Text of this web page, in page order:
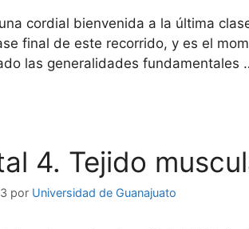
cordial bienvenida a la última
final de este recorrido, y es el
las generalidades fundamentales
4. Tejido
por Universidad de Guanajuato